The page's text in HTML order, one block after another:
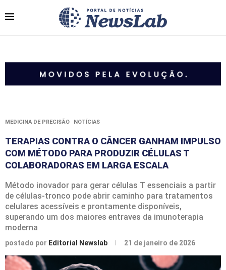
MEDICINA DE PRECISÃO NOTÍCIAS
TERAPIAS CONTRA O CÂNCER GANHAM IMPULSO
COM MÉTODO PARA PRODUZIR CÉLULAS T
COLABORADORAS EM LARGA ESCALA
Método inovador para gerar células T essenciais a partir
de células-tronco pode abrir caminho para tratamentos
celulares acessíveis e prontamente disponíveis,
superando um dos maiores entraves da imunoterapia
moderna
postado por Editorial Newslab 21 de janeiro de 2026